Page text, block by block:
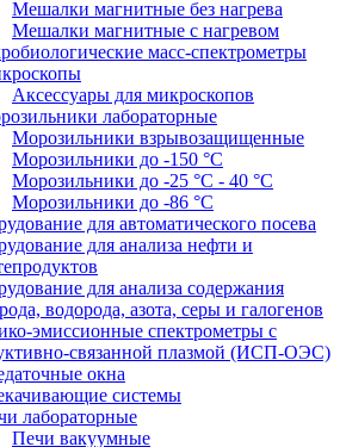
Мешалки магнитные без нагрева
Мешалки магнитные с нагревом
масс-спектрометры
Аксессуары для микроскопов
лабораторные
Морозильники взрывозащищенные
Морозильники до -150 °С
Морозильники до -25 °С - 40 °С
Морозильники до -86 °С
для автоматического посева
для анализа нефти и
для анализа содержания
водорода, азота, серы и галогенов
эмиссионные спектрометры с
связанной плазмой (ИСП-ОЭС)
окна
системы
лабораторные
Печи вакуумные